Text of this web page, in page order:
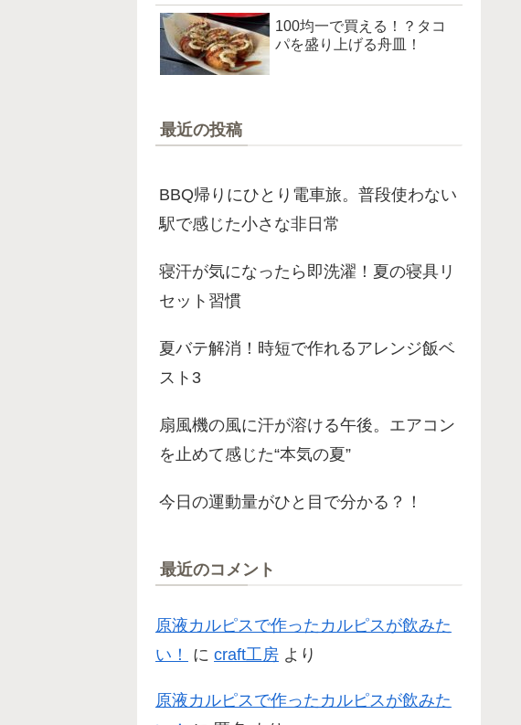
100均一で買える！？タコ
パを盛り上げる舟皿！
最近の投稿
BBQ帰りにひとり電車旅。普段使わない
駅で感じた小さな非日常
寝汗が気になったら即洗濯！夏の寝具リ
セット習慣
夏バテ解消！時短で作れるアレンジ飯ベ
スト3
扇風機の風に汗が溶ける午後。エアコン
を止めて感じた“本気の夏”
今日の運動量がひと目で分かる？！
最近のコメント
原液カルピスで作ったカルピスが飲みた
い！
に craft工房 より
原液カルピスで作ったカルピスが飲みた